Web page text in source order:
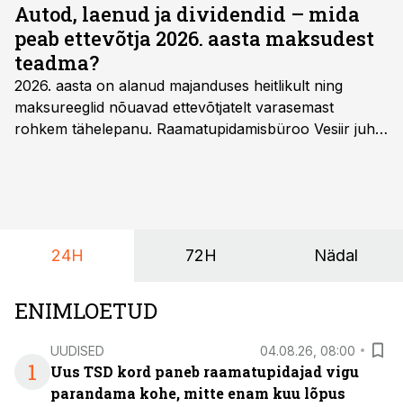
Autod, laenud ja dividendid – mida
peab ettevõtja 2026. aasta maksudest
teadma?
2026. aasta on alanud majanduses heitlikult ning
maksureeglid nõuavad ettevõtjatelt varasemast
rohkem tähelepanu. Raamatupidamisbüroo Vesiir juht
24H 72H Nädal
ENIMLOETUD
1
UUDISED 04.08.26, 08:00
Uus TSD kord paneb raamatupidajad vigu
parandama kohe, mitte enam kuu lõpus